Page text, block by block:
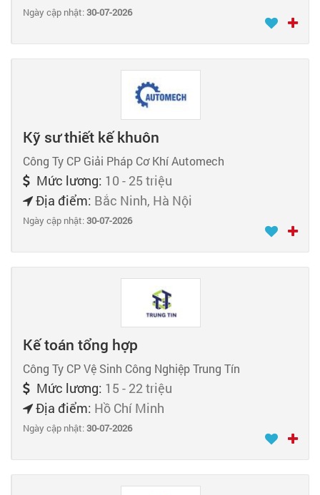
Ngày cập nhật:30-07-2026
Kỹ sư thiết kế khuôn
Công Ty CP Giải Pháp Cơ Khí Automech
Mức lương: 10 - 25 triệu
Địa điểm: Bắc Ninh, Hà Nội
Ngày cập nhật:30-07-2026
Kế toán tổng hợp
Công Ty CP Vệ Sinh Công Nghiệp Trung Tín
Mức lương: 15 - 22 triệu
Địa điểm: Hồ Chí Minh
Ngày cập nhật:30-07-2026